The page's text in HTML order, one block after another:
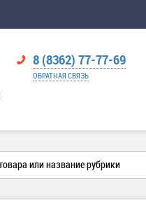
8 (8362) 77-77-69
ОБРАТНАЯ СВЯЗЬ